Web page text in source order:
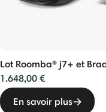
Lot Roomba® j7+ et
1.648,00 €
En savoir plus